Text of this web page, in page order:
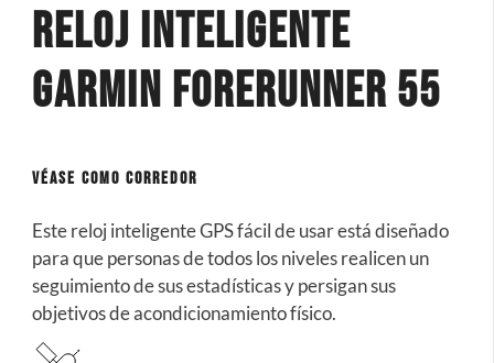
Reloj Inteligente
Garmin Forerunner 55
VÉASE COMO CORREDOR
Este reloj inteligente GPS fácil de usar está diseñado
para que personas de todos los niveles realicen un
seguimiento de sus estadísticas y persigan sus
objetivos de acondicionamiento físico.